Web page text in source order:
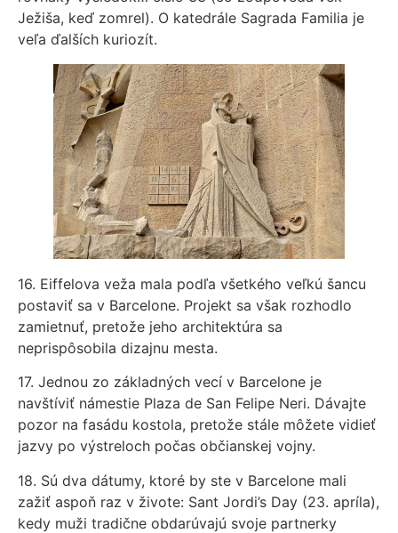
Ježiša, keď zomrel). O katedrále Sagrada Familia je
veľa ďalších kuriozít.
16. Eiffelova veža mala podľa všetkého veľkú šancu
postaviť sa v Barcelone. Projekt sa však rozhodlo
zamietnuť, pretože jeho architektúra sa
neprispôsobila dizajnu mesta.
17. Jednou zo základných vecí v Barcelone je
navštíviť námestie Plaza de San Felipe Neri. Dávajte
pozor na fasádu kostola, pretože stále môžete vidieť
jazvy po výstreloch počas občianskej vojny.
18. Sú dva dátumy, ktoré by ste v Barcelone mali
zažiť aspoň raz v živote: Sant Jordi’s Day (23. apríla),
kedy muži tradične obdarúvajú svoje partnerky